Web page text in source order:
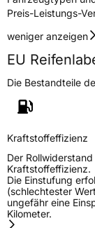
Preis-Leistungs-
weniger anzeigen
EU
Die Bestandteile
Kraftstoffeffizienz
Der
Kraftstoffeffizienz.
Die Einstufung
(schlechtester
ungefähr eine
Kilometer.